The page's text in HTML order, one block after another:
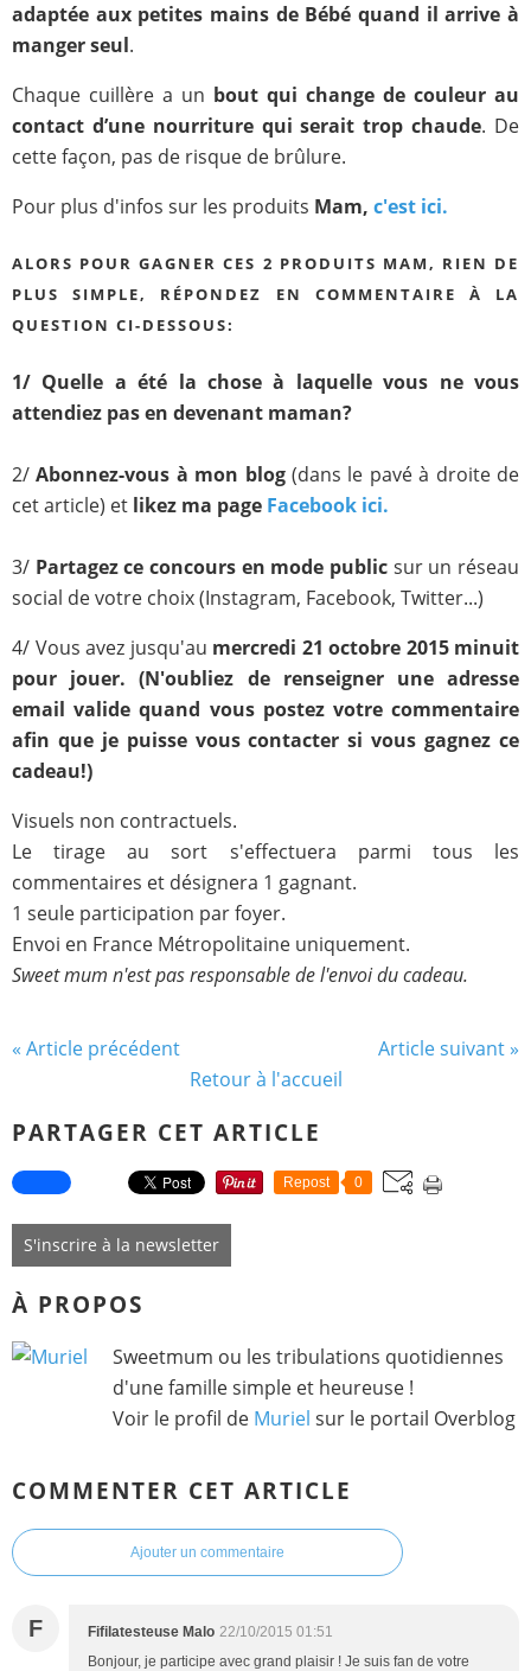
adaptée aux petites mains de Bébé quand il arrive à
manger seul.
Chaque cuillère a un bout qui change de couleur au
contact d’une nourriture qui serait trop chaude. De
cette façon, pas de risque de brûlure.
Pour plus d'infos sur les produits Mam, c'est ici.
ALORS POUR GAGNER CES 2 PRODUITS MAM, RIEN DE
PLUS SIMPLE, RÉPONDEZ EN COMMENTAIRE À LA
QUESTION CI-DESSOUS:
1/ Quelle a été la chose à laquelle vous ne vous
attendiez pas en devenant maman?
2/Abonnez-vous à mon blog(dans le pavé à droite de
cet article) et likez ma page Facebook ici.
3/ Partagez ce concours en mode public sur un réseau
social de votre choix (Instagram, Facebook, Twitter...)
4/ Vous avez jusqu'au mercredi 21 octobre 2015 minuit
pour jouer. (N'oubliez de renseigner une adresse
email valide quand vous postez votre commentaire
afin que je puisse vous contacter si vous gagnez ce
cadeau!)
Visuels non contractuels.
Le tirage au sort s'effectuera parmi tous les
commentaires et désignera 1 gagnant.
1 seule participation par foyer.
Envoi en France Métropolitaine uniquement.
Sweet mum n'est pas responsable de l'envoi du cadeau.
« Article précédent
Article suivant »
Retour à l'accueil
PARTAGER CET ARTICLE
Repost 0
S'inscrire à la newsletter
À PROPOS
Sweetmum ou les tribulations quotidiennes
d'une famille simple et heureuse !
Voir le profil de Muriel sur le portail Overblog
COMMENTER CET ARTICLE
Ajouter un commentaire
F Fifilatesteuse Malo 22/10/2015 01:51
Bonjour, je participe avec grand plaisir ! Je suis fan de votre